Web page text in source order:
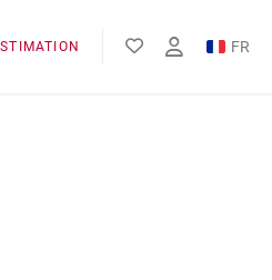
FR
EN